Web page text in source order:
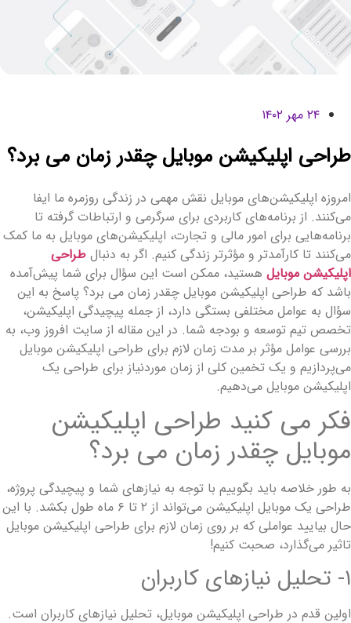
۲۴ مهر ۱۴۰۲
طراحی اپلیکیشن موبایل چقدر زمان می برد؟
امروزه اپلیکیشن‌های موبایل نقش مهمی در زندگی روزمره ما ایفا
می‌کنند. از برنامه‌های کاربردی برای سرگرمی و ارتباطات گرفته تا
برنامه‌هایی برای امور مالی و تجارت، اپلیکیشن‌های موبایل به ما کمک
می‌کنند تا کارآمدتر و مؤثرتر زندگی کنیم. اگر به دنبالطراحی
اپلیکیشن موبایلهستید، ممکن است این سؤال برای شما پیش‌آمده
باشد که طراحی اپلیکیشن موبایل چقدر زمان می ‌برد؟ پاسخ به این
سؤال به عوامل مختلفی بستگی دارد، از جمله پیچیدگی اپلیکیشن،
تخصص تیم توسعه و بودجه شما. در این مقاله از سایت افروز وب، به
بررسی عوامل مؤثر بر مدت زمان لازم برای طراحی اپلیکیشن موبایل
می‌پردازیم و یک تخمین کلی از زمان موردنیاز برای طراحی یک
اپلیکیشن موبایل می‌دهیم.
فکر می­ کنید طراحی اپلیکیشن
موبایل چقدر زمان می ‌برد؟
به طور خلاصه باید بگوییم با توجه به نیازهای شما و پیچیدگی پروژه،
طراحی یک موبایل اپلیکیشن می‌تواند از ۲ تا ۶ ماه طول بکشد. با این
حال بیایید عواملی که بر روی زمان لازم برای طراحی اپلیکیشن موبایل
تاثیر می‌گذارد، صحبت کنیم!
۱- تحلیل نیازهای کاربران
اولین قدم در طراحی اپلیکیشن موبایل، تحلیل نیازهای کاربران است.